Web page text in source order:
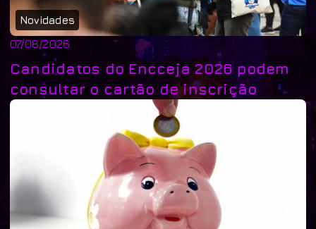
Novidades
07/08/2026
Candidatos do Encceja 2026 podem
consultar o cartão de inscrição